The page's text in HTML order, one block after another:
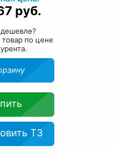
руб.
по цене
ТЗ